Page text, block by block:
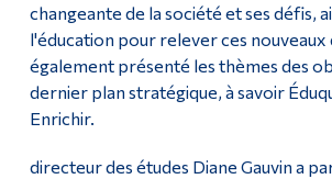
changeante de la société et ses défis,
l'éducation pour relever ces nouveaux
également présenté les thèmes des
dernier plan stratégique, à savoir
Enrichir.
directeur des études Diane Gauvin a